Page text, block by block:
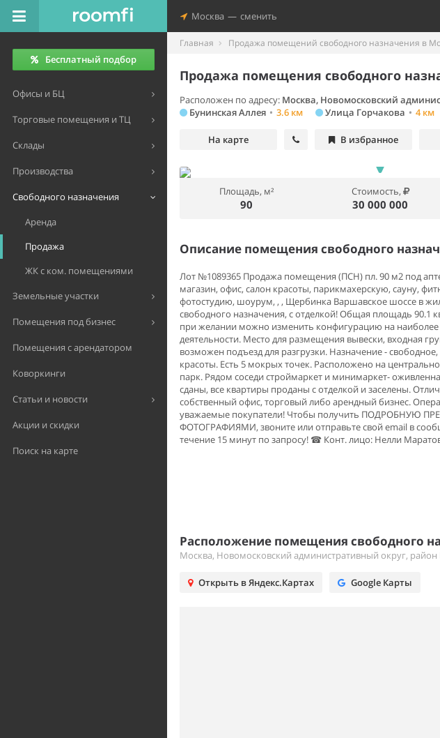
Москва — сменить
Бесплатный подбор
Офисы и БЦ
Торговые помещения и ТЦ
Склады
Производства
Свободного назначения
Аренда
Продажа
ЖК с ком. помещениями
Земельные участки
Помещения под бизнес
Помещения с арендатором
Коворкинги
Статьи и новости
Акции и скидки
Поиск на карте
Главная Продажа помещений свободного назначения в
Продажа помещения свободного
Расположен по адресу: Москва, Новомосковский
Бунинская Аллея • 3.6 км Улица Горчакова • 4 км
На карте В избранное
Площадь, м²
90
Стоимость,
30 000 000
Описание помещения свободного
Лот №1089365 Продажа помещения (ПСН) пл. 90 м2 под
магазин, офис, салон красоты, парикмахерскую, сауну,
фотостудию, шоурум, , , Щербинка Варшавское шоссе в
свободного назначения, с отделкой! Общая площадь 90.1
при желании можно изменить конфигурацию на
деятельности. Место для размещения вывески, входная
возможен подъезд для разгрузки. Назначение -
красоты. Есть 5 мокрых точек. Расположено на
парк. Рядом соседи строймаркет и минимаркет-
сданы, все квартиры проданы с отделкой и заселены.
собственный офис, торговый либо арендный бизнес.
уважаемые покупатели! Чтобы получить ПОДРОБНУЮ
ФОТОГРАФИЯМИ, звоните или отправьте свой email в
течение 15 минут по запросу! ☎ Конт. лицо: Нелли
Расположение помещения свободного
Москва, Новомосковский административный округ,
Открыть в Яндекс.Картах Google Карты